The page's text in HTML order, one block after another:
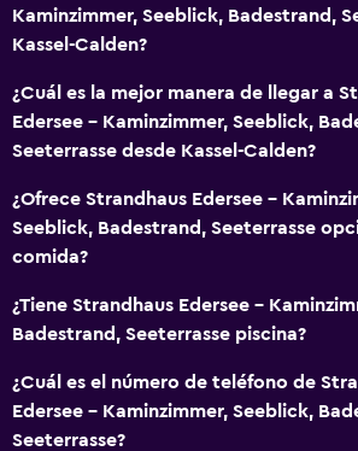
Área de picnic
Playa privada
Jardín
Servicios y facilidades
Instalaciones para reuniones
Minimercado en las instalaciones
Servicio de habitaciones
Acceso con llave
Botella de agua
Check-in/check-out privado
Kaminzimmer, Seeblick, Badestrand,
Kassel-Calden?
¿Cuál es la mejor manera de llegar a
Edersee - Kaminzimmer, Seeblick,
Seeterrasse desde Kassel-Calden?
¿Ofrece Strandhaus Edersee -
Seeblick, Badestrand, Seeterrasse
comida?
¿Tiene Strandhaus Edersee -
Badestrand, Seeterrasse piscina?
¿Cuál es el número de teléfono de
Edersee - Kaminzimmer, Seeblick,
Seeterrasse?